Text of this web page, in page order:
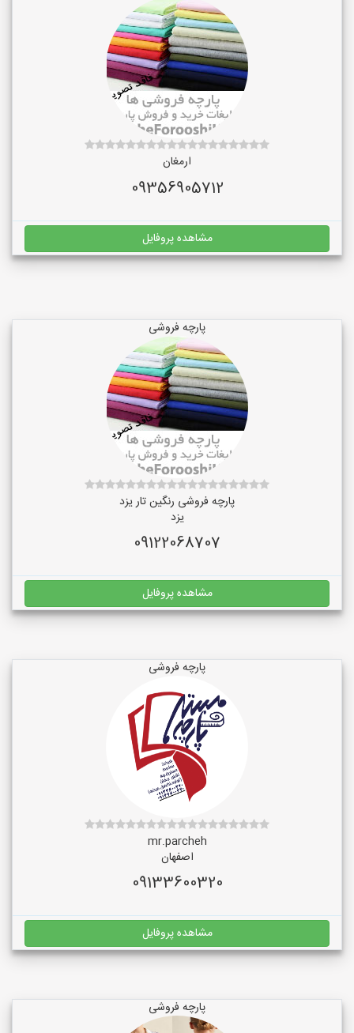
ارمغان
09356905712
مشاهده پروفایل
پارچه فروشی
پارچه فروشی رنگین تار یزد
یزد
09122068707
مشاهده پروفایل
پارچه فروشی
mr.parcheh
اصفهان
09133600320
مشاهده پروفایل
پارچه فروشی